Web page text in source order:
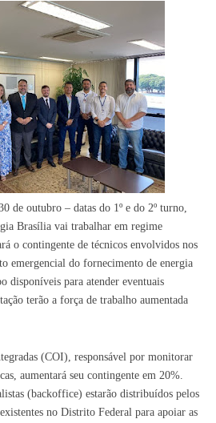
de outubro – datas do 1º e do 2º turno,
Brasília vai trabalhar em regime
o contingente de técnicos envolvidos nos
emergencial do fornecimento de energia
disponíveis para atender eventuais
terão a força de trabalho aumentada
(COI), responsável por monitorar
aumentará seu contingente em 20%.
(backoffice) estarão distribuídos pelos
no Distrito Federal para apoiar as